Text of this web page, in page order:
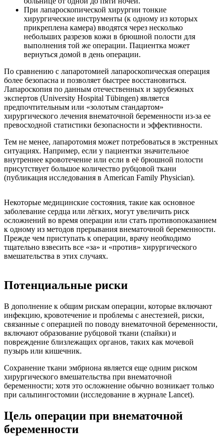
При лапароскопической хирургии тонкие
хирургические инструменты (к одному из которых
прикреплена камера) вводятся через несколько
небольших разрезов кожи в брюшной полости для
выполнения той же операции. Пациентка может
вернуться домой в день операции.
По сравнению с лапаротомией лапароскопическая операция
более безопасна и позволяет быстрее восстановиться.
Лапароскопия по данным отечественных и зарубежных
экспертов (University Hospital Tübingen) является
предпочтительным или «золотым стандартом»
хирургического лечения внематочной беременности из-за ее
превосходной статистики безопасности и эффективности.
Тем не менее, лапаротомия может потребоваться в экстренных
ситуациях. Например, если у пациентки значительное
внутреннее кровотечение или если в её брюшной полости
присутствует большое количество рубцовой ткани
(публикация исследования в American Family Physician).
Некоторые медицинские состояния, такие как основное
заболевание сердца или лёгких, могут увеличить риск
осложнений во время операции или стать противопоказанием
к одному из методов прерывания внематочной беременности.
Прежде чем приступать к операции, врачу необходимо
тщательно взвесить все «за» и «против» хирургического
вмешательства в этих случаях.
Потенциальные риски
В дополнение к общим рискам операции, которые включают
инфекцию, кровотечение и проблемы с анестезией, риски,
связанные с операцией по поводу внематочной беременности,
включают образование рубцовой ткани (спайки) и
повреждение близлежащих органов, таких как мочевой
пузырь или кишечник.
Сохранение ткани эмбриона является еще одним риском
хирургического вмешательства при внематочной
беременности; хотя это осложнение обычно возникает только
при сальпингостомии (исследование в журнале Lancet).
Цель операции при внематочной
беременности